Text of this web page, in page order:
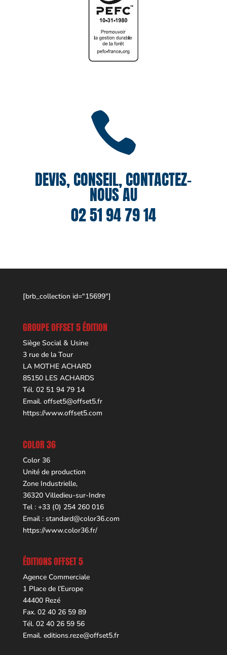

DEVIS, CONSEIL, CONTACTEZ-
NOUS AU
02 51 94 79 14
[brb_collection id="15699"]
GROUPE OFFSET 5 ÉDITION
Siège Social & Usine
3 rue de la Tour
LA MOTHE ACHARD
85150 LES ACHARDS
Tél. 02 51 94 79 14
Email. offset5@offset5.fr
https://www.offset5.com
COLOR 36
Color 36
Unité de production
Zone Industrielle,
36320 Villedieu-sur-Indre
Tel : +33 (0) 254 260 016
Email : standard@color36.com
https://www.color36.fr/
ÉDITIONS OFFSET 5
Agence Commerciale
1 Place de l’Europe
44400 Rezé
Fax. 02 40 26 59 89
Tél. 02 40 26 59 56
Email. editions.reze@offset5.fr